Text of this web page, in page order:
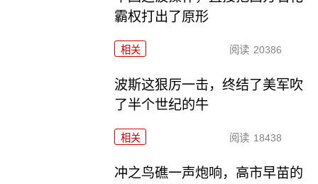
霸权打出了原形
相关 阅读 20386
波斯这狠厉一击，终结了美军吹
了半个世纪的牛
相关 阅读 18438
冲之鸟礁一声炮响，高市早苗的